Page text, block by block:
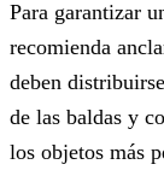
Para garantizar
recomienda
deben
de las baldas y
los objetos más